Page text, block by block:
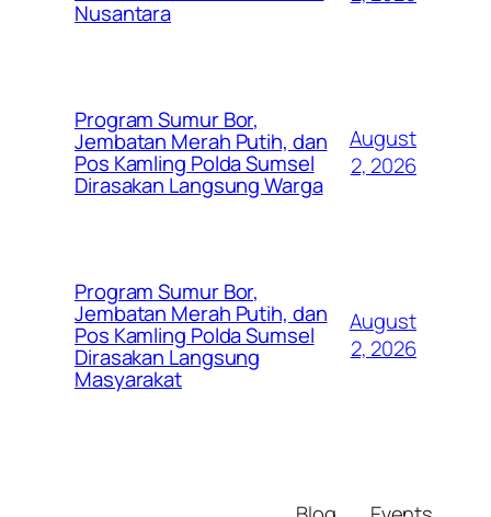
Nusantara
Program Sumur Bor,
Jembatan Merah Putih, dan
Pos Kamling Polda Sumsel
Dirasakan Langsung Warga
August
2, 2026
Program Sumur Bor,
Jembatan Merah Putih, dan
Pos Kamling Polda Sumsel
Dirasakan Langsung
Masyarakat
August
2, 2026